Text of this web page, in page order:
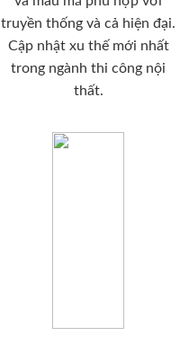
truyền thống và cả hiện đại.
Cập nhật xu thế mới nhất
trong ngành thi công nội
thất.